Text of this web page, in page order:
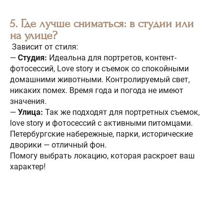
5. Где лучше сниматься: в студии или
на улице?
Зависит от стиля:
— Студия: Идеальна для портретов, контент-
фотосессий, Love story и съемок со спокойными
домашними животными. Контролируемый свет,
никаких помех. Время года и погода не имеют
значения.
— Улица: Так же подходят для портретных съемок,
love story и фотосессий с активными питомцами.
Петербургские набережные, парки, исторические
дворики — отличный фон.
Помогу выбрать локацию, которая раскроет ваш
характер!